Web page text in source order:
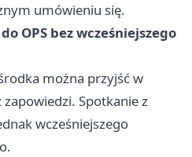
umówieniu się.
OPS bez wcześniejszego
można przyjść w
Spotkanie z
wcześniejszego